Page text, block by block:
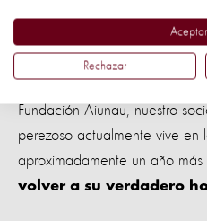
hombre planeaba
como mascota en el
Dichosamente, Chaqui fue
Fundación Aiunau, nuestro
perezoso actualmente vive
aproximadamente un año
volver a su verdadero
Rechazar